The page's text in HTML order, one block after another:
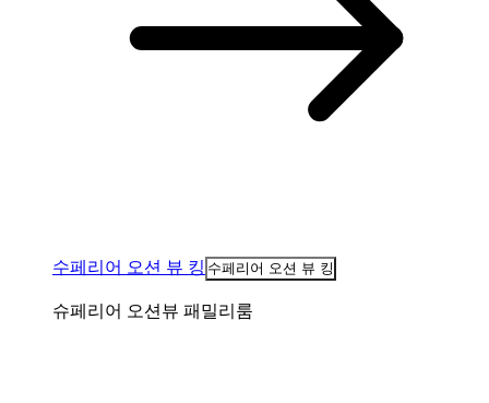
수페리어 오션 뷰 킹 수페리어 오션 뷰 킹
슈페리어 오션뷰 패밀리룸